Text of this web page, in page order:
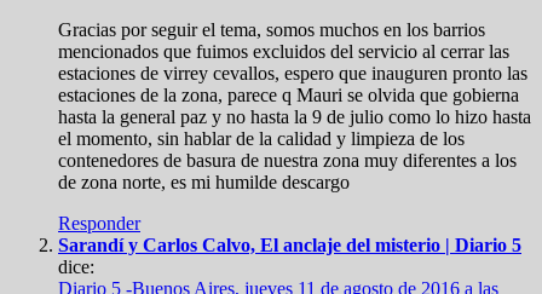
Gracias por seguir el tema, somos muchos en los barrios
mencionados que fuimos excluidos del servicio al cerrar las
estaciones de virrey cevallos, espero que inauguren pronto las
estaciones de la zona, parece q Mauri se olvida que gobierna
hasta la general paz y no hasta la 9 de julio como lo hizo hasta
el momento, sin hablar de la calidad y limpieza de los
contenedores de basura de nuestra zona muy diferentes a los
de zona norte, es mi humilde descargo
Responder
Sarandí y Carlos Calvo, El anclaje del misterio | Diario 5
dice:
Diario 5 -Buenos Aires, jueves 11 de agosto de 2016 a las